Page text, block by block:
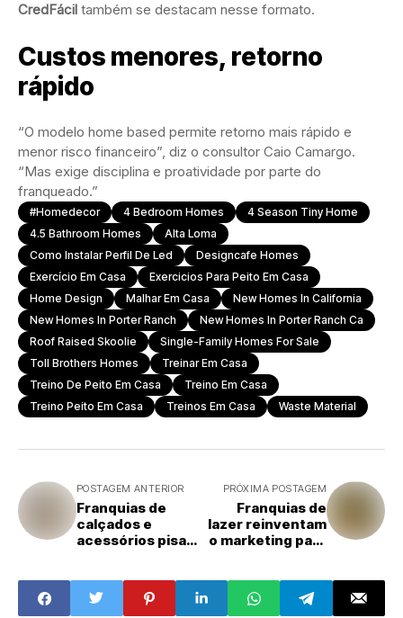
CredFácil também se destacam nesse formato.
Custos menores, retorno
rápido
“O modelo home based permite retorno mais rápido e
menor risco financeiro”, diz o consultor Caio Camargo.
“Mas exige disciplina e proatividade por parte do
franqueado.”
#homedecor 4 Bedroom Homes
4 Season Tiny Home
4.5 Bathroom Homes
Alta Loma
Como Instalar Perfil De Led
Designcafe Homes
Exercício Em Casa
Exercicios Para Peito Em Casa
Home Design
Malhar Em Casa
New Homes In California
New Homes In Porter Ranch
New Homes In Porter Ranch Ca
Roof Raised Skoolie
Single-Family Homes For Sale
Toll Brothers Homes
Treinar Em Casa
Treino De Peito Em Casa
Treino Em Casa
Treino Peito Em Casa
Treinos Em Casa Waste Material
POSTAGEM ANTERIOR
Franquias de
calçados e
acessórios pisam
no Brasil
PRÓXIMA POSTAGEM
Franquias de
lazer reinventam
o marketing para
Covid